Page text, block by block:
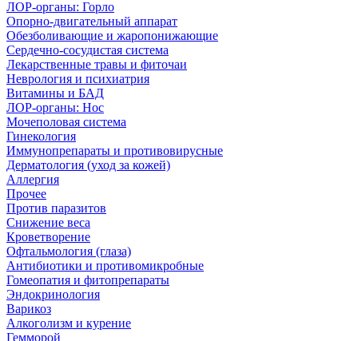
ЛОР-органы: Горло
Опорно-двигательный аппарат
Обезболивающие и жаропонижающие
Сердечно-сосудистая система
Лекарственные травы и фиточаи
Неврология и психиатрия
Витамины и БАД
ЛОР-органы: Нос
Мочеполовая система
Гинекология
Иммунопрепараты и противовирусные
Дерматология (уход за кожей)
Аллергия
Прочее
Против паразитов
Снижение веса
Кроветворение
Офтальмология (глаза)
Антибиотики и противомикробные
Гомеопатия и фитопрепараты
Эндокринология
Варикоз
Алкоголизм и курение
Гемморой